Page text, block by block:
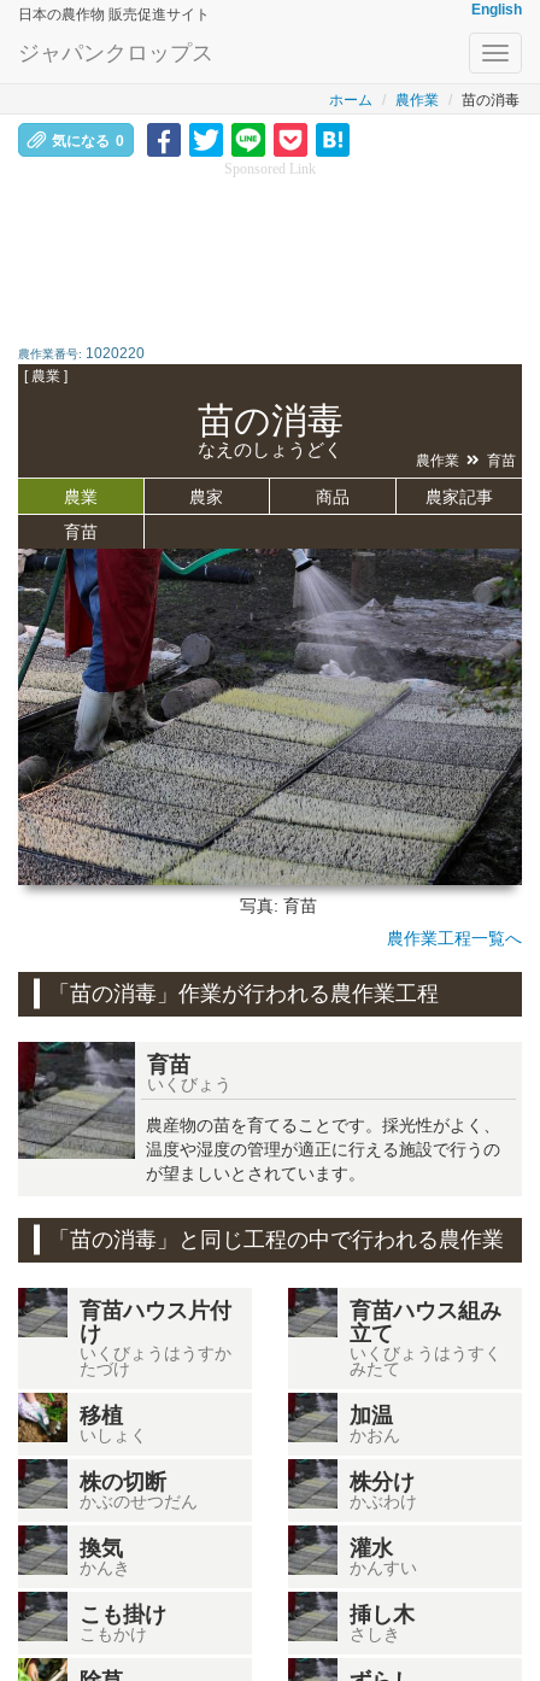
日本の農作物 販売促進サイト English
ジャパンクロップス
ホーム 農作業 苗の消毒
気になる 0
Sponsored Link
農作業番号: 1020220
[ 農業 ]
苗の消毒
なえのしょうどく
農作業 育苗
農業 農家 商品
農家記事
育苗
写真: 育苗
農作業工程一覧へ
「苗の消毒」作業が行われる農作業工程
育苗
いくびょう
農産物の苗を育てることです。採光性がよく、
温度や湿度の管理が適正に行える施設で行うの
が望ましいとされています。
「苗の消毒」と同じ工程の中で行われる農作業
育苗ハウス片付
け
いくびょうはうすか
たづけ
育苗ハウス組み
立て
いくびょうはうすく
みたて
移植
いしょく
加温
かおん
株の切断
かぶのせつだん
株分け
かぶわけ
換気
かんき
灌水
かんすい
こも掛け
こもかけ
挿し木
さしき